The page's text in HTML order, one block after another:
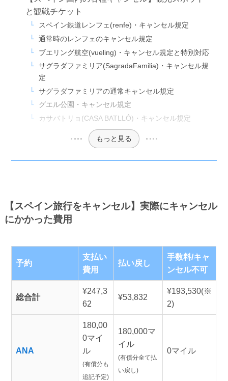
と観戦チケット
スペイン鉄道レンフェ(renfe)・キャンセル規定
通常時のレンフェのキャンセル規定
ブエリング航空(vueling)・キャンセル規定と特別対応
サグラダファミリア(SagradaFamilia)・キャンセル規
定
サグラダファミリアの通常キャンセル規定
グエル公園・キャンセル規定
カサバトリョ(CASA BATLLÓ)・キャンセル規定
もっと見る
【スペイン旅行をキャンセル】実際にキャンセル
にかかった費用
予約
支払い
費用
払い戻し
手数料/キャ
ンセル不可
総合計
¥247,3
62
¥53,832
¥193,530(※
2)
ANA
180,00
0マイ
ル
(有償分も
追記予定)
180,000マ
イル
(有償分全て払
い戻し)
0マイル